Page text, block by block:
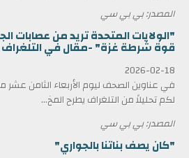
المصدر: بي بي سي
"الولايات المتحدة تريد من عصابات
قوة شرطة غزة" -مقال في التلغراف
2026-02-18
لكم تحليلاً من التلغراف يطرح المخ...
المصدر: بي بي سي
"كان يصف بناتنا بالجواري"